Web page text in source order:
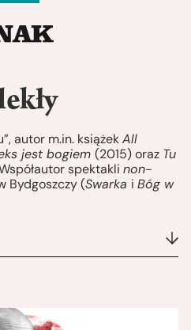
autor m.in. książekAll
jest bogiem (2015) oraz Tu
spektakli non-
Bydgoszczy (Swarka i Bóg w